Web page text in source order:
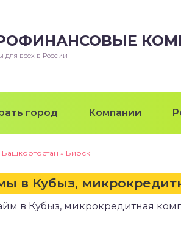
для всех в России
город Компании
» Бирск
в Кубыз,
в Кубыз, микрокредитная